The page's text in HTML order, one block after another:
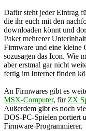
Dafür steht jeder Eintrag
die ihr euch mit den
downloaden könnt und
Paket mehrerer
Firmware und eine kleine
sozusagen das Icon. Wie
aber erstmal gar nicht
fertig im Internet finden
An Firmwares gibt es
MSX-Computer, für ZX
Außerdem gibt es noch
DOS-PC-Spielen portiert
Firmware-Programmierer.